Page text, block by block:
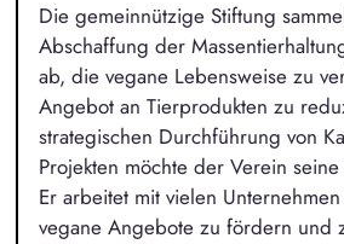
Die gemeinnützige Stiftung
Abschaffung der
ab, die vegane Lebensweise zu
Angebot an Tierprodukten zu
strategischen Durchführung von
Projekten möchte der Verein
Er arbeitet mit vielen
vegane Angebote zu fördern und